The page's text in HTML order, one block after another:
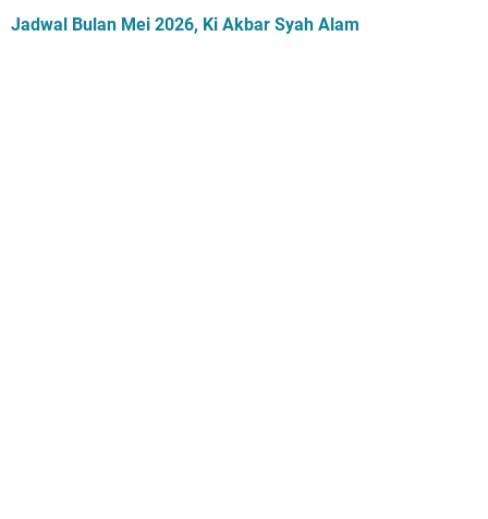
Jadwal Bulan Mei 2026, Ki Akbar Syah Alam